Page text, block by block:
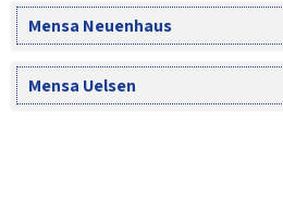
Mensa Neuenhaus
Mensa Uelsen